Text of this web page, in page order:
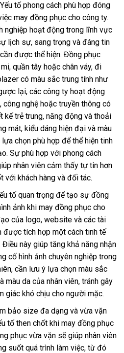
Yếu tố phong cách phù hợp đóng
may đồng phục cho công ty.
nghiệp hoạt động trong lĩnh vực
lịch sự, sang trọng và đáng tin
được thể hiện. Đồng phục
quần tây hoặc chân váy, đi
có màu sắc trung tính như
lại, các công ty hoạt động
nghệ hoặc truyền thông có
kế trẻ trung, năng động và thoải
mát, kiểu dáng hiện đại và màu
chọn phù hợp để thể hiện tinh
Sự phù hợp với phong cách
nhân viên cảm thấy tự tin hơn
với khách hàng và đối tác.
tố quan trọng để tạo sự đồng
ảnh khi may đồng phục cho
của logo, website và các tài
được tích hợp một cách tinh tế
này giúp tăng khả năng nhận
cố hình ảnh chuyên nghiệp trong
cần lưu ý lựa chọn màu sắc
màu da của nhân viên, tránh gây
giác khó chịu cho người mặc.
bảo size đa dạng và vừa vặn
tố then chốt khi may đồng phục
phục vừa vặn sẽ giúp nhân viên
suốt quá trình làm việc, từ đó